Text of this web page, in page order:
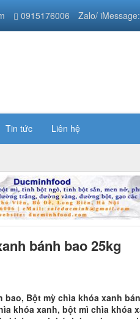
Tin tức Liên hệ
0915176006 Zalo/
bánh bao 25kg
bao, Bột mỳ chìa khóa xanh
khóa xanh, bột mì chìa khóa